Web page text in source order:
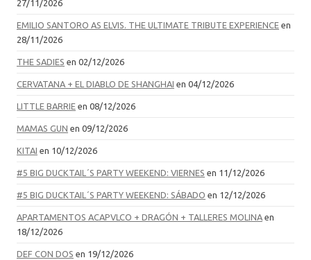
27/11/2026
EMILIO SANTORO AS ELVIS. THE ULTIMATE TRIBUTE EXPERIENCE en
28/11/2026
THE SADIES en 02/12/2026
CERVATANA + EL DIABLO DE SHANGHAI en 04/12/2026
LITTLE BARRIE en 08/12/2026
MAMAS GUN en 09/12/2026
KITAI en 10/12/2026
#5 BIG DUCKTAIL´S PARTY WEEKEND: VIERNES en 11/12/2026
#5 BIG DUCKTAIL´S PARTY WEEKEND: SÁBADO en 12/12/2026
APARTAMENTOS ACAPVLCO + DRAGÓN + TALLERES MOLINA en
18/12/2026
DEF CON DOS en 19/12/2026